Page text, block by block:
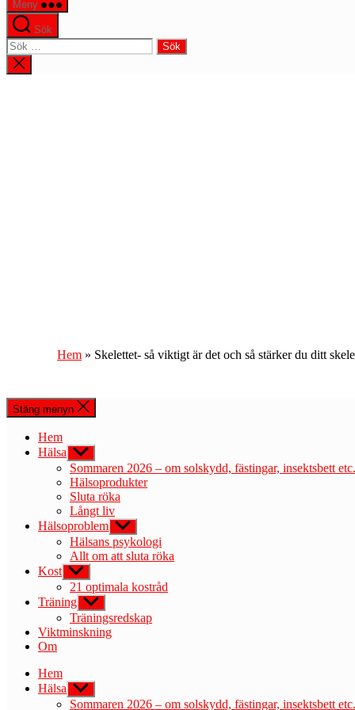
Meny
Sök
Sök
efter:
Stäng
sökningen
Hem » Skelettet- så viktigt är det och så stärker du ditt
Stäng menyn
Hem
Hälsa Visa
undermeny
Sommaren 2026 – om solskydd, fästingar, insektsbett etc.
Hälsoprodukter
Sluta röka
Långt liv
Hälsoproblem Visa
undermeny
Hälsans psykologi
Allt om att sluta röka
Kost Visa
undermeny
21 optimala kostråd
Träning Visa
undermeny
Träningsredskap
Viktminskning
Om
Hem
Hälsa Visa
undermeny
Sommaren 2026 – om solskydd, fästingar, insektsbett etc.